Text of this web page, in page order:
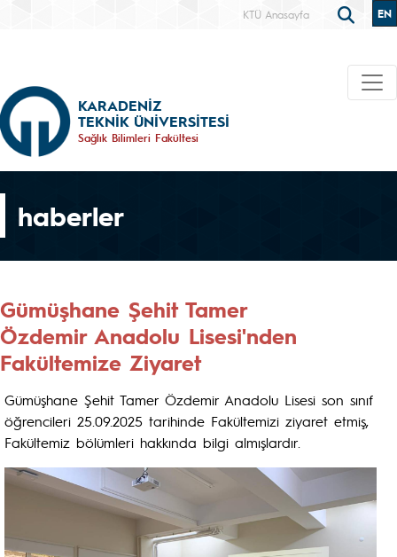
KTÜ Anasayfa EN
KARADENİZ
TEKNİK ÜNİVERSİTESİ
Sağlık Bilimleri Fakültesi
haberler
Gümüşhane Şehit Tamer
Özdemir Anadolu Lisesi'nden
Fakültemize Ziyaret
Gümüşhane Şehit Tamer Özdemir Anadolu Lisesi son sınıf
öğrencileri 25.09.2025 tarihinde Fakültemizi ziyaret etmiş,
Fakültemiz bölümleri hakkında bilgi almışlardır.